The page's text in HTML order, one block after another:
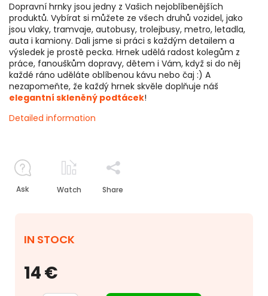
14 €
IN STOCK
Dopravní hrnky jsou jedny z Vašich nejoblíbenějších
produktů. Vybírat si můžete ze všech druhů vozidel, jako
jsou vlaky, tramvaje, autobusy, trolejbusy, metro, letadla,
auta i kamiony. Dali jsme si práci s každým detailem a
výsledek je prostě pecka. Hrnek udělá radost kolegům z
práce, fanouškům dopravy, dětem i Vám, když si do něj
každé ráno uděláte oblíbenou kávu nebo čaj :) A
nezapomeňte, že každý hrnek skvěle doplňuje náš
elegantní skleněný podtácek!
Detailed information
Ask Watch Share